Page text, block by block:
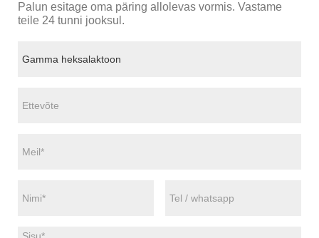
Palun esitage oma päring allolevas vormis. Vastame
teile 24 tunni jooksul.